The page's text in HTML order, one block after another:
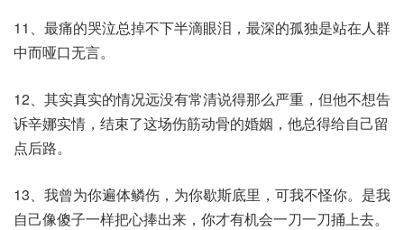
11、最痛的哭泣总掉不下半滴眼泪，最深的孤独是站在人群
中而哑口无言。
12、其实真实的情况远没有常清说得那么严重，但他不想告
诉辛娜实情，结束了这场伤筋动骨的婚姻，他总得给自己留
点后路。
13、我曾为你遍体鳞伤，为你歇斯底里，可我不怪你。是我
自己像傻子一样把心捧出来，你才有机会一刀一刀捅上去。